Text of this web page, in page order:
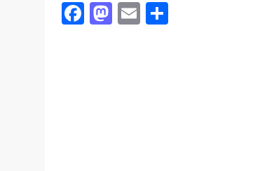
Facebook
Mastodon
Email